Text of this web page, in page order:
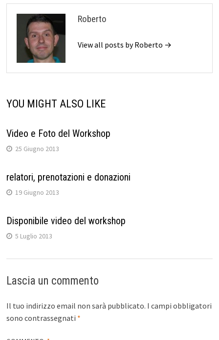
Roberto
View all posts by Roberto →
YOU MIGHT ALSO LIKE
Video e Foto del Workshop
25 Giugno 2013
relatori, prenotazioni e donazioni
19 Giugno 2013
Disponibile video del workshop
5 Luglio 2013
Lascia un commento
Il tuo indirizzo email non sarà pubblicato. I campi obbligatori
sono contrassegnati *